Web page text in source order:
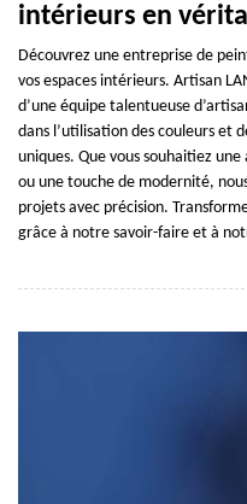
intérieurs en
Découvrez une entreprise de
vos espaces intérieurs. Artisan
d’une équipe talentueuse
dans l’utilisation des couleurs et
uniques. Que vous souhaitiez
ou une touche de modernité,
projets avec précision.
grâce à notre savoir-faire et à